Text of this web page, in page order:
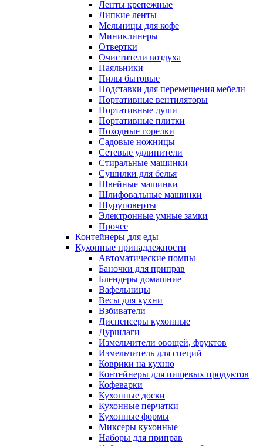
Ленты крепежные
Липкие ленты
Мельницы для кофе
Миниклинеры
Отвертки
Очистители воздуха
Паяльники
Пилы бытовые
Подставки для перемещения мебели
Портативные вентиляторы
Портативные души
Портативные плитки
Походные горелки
Садовые ножницы
Сетевые удлинители
Стиральные машинки
Сушилки для белья
Швейные машинки
Шлифовальные машинки
Шуруповерты
Электронные умные замки
Прочее
Контейнеры для еды
Кухонные принадлежности
Автоматические помпы
Баночки для приправ
Блендеры домашние
Вафельницы
Весы для кухни
Взбиватели
Диспенсеры кухонные
Дуршлаги
Измельчители овощей, фруктов
Измельчитель для специй
Коврики на кухню
Контейнеры для пищевых продуктов
Кофеварки
Кухонные доски
Кухонные перчатки
Кухонные формы
Миксеры кухонные
Наборы для приправ